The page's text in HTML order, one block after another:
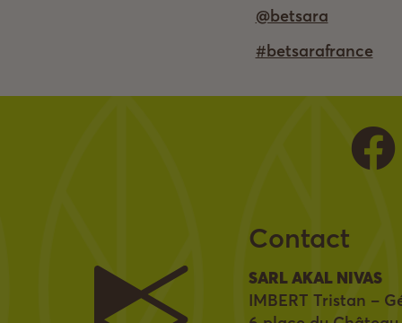
@betsara
#betsarafrance
Contact
SARL AKAL NIVAS
IMBERT Tristan –